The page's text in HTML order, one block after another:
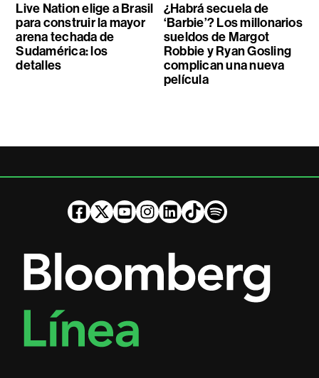
Live Nation elige a Brasil
para construir la mayor
arena techada de
Sudamérica: los
detalles
¿Habrá secuela de
‘Barbie’? Los millonarios
sueldos de Margot
Robbie y Ryan Gosling
complican una nueva
película